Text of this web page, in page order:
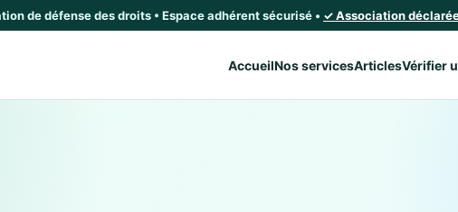
de défense des droits • Espace adhérent sécurisé • ✓ Association
AccueilNos servicesArticlesVérifier